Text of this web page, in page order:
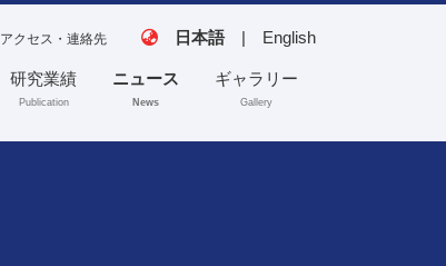
アクセス・連絡先 日本語 | English
研究業績
Publication
ニュース
News
ギャラリー
Gallery